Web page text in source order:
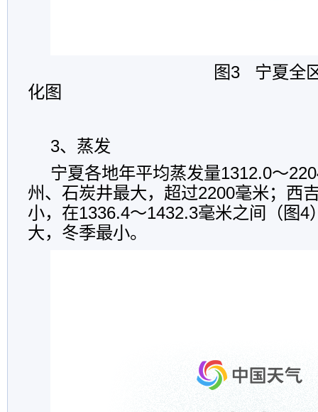
图3 宁夏全区平均
化图
3、蒸发
宁夏各地年平均蒸发量1312.0～
州、石炭井最大，超过2200毫米；西
小，在1336.4～1432.3毫米之间（图4
大，冬季最小。